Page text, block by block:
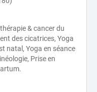
& cancer du
des cicatrices, Yoga
natal, Yoga en séance
Prise en